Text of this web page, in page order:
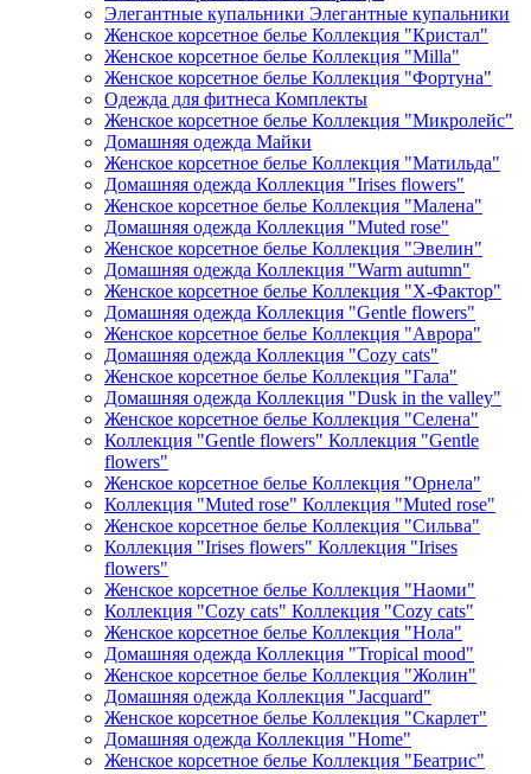
Элегантные купальники Элегантные купальники
Женское корсетное белье Коллекция "Кристал"
Женское корсетное белье Коллекция "Milla"
Женское корсетное белье Коллекция "Фортуна"
Одежда для фитнеса Комплекты
Женское корсетное белье Коллекция "Микролейс"
Домашняя одежда Майки
Женское корсетное белье Коллекция "Матильда"
Домашняя одежда Коллекция "Irises flowers"
Женское корсетное белье Коллекция "Малена"
Домашняя одежда Коллекция "Muted rose"
Женское корсетное белье Коллекция "Эвелин"
Домашняя одежда Коллекция "Warm autumn"
Женское корсетное белье Коллекция "Х-Фактор"
Домашняя одежда Коллекция "Gentle flowers"
Женское корсетное белье Коллекция "Аврора"
Домашняя одежда Коллекция "Cozy cats"
Женское корсетное белье Коллекция "Гала"
Домашняя одежда Коллекция "Dusk in the valley"
Женское корсетное белье Коллекция "Селена"
Коллекция "Gentle flowers" Коллекция "Gentle
flowers"
Женское корсетное белье Коллекция "Орнела"
Коллекция "Muted rose" Коллекция "Muted rose"
Женское корсетное белье Коллекция "Сильва"
Коллекция "Irises flowers" Коллекция "Irises
flowers"
Женское корсетное белье Коллекция "Наоми"
Коллекция "Cozy cats" Коллекция "Cozy cats"
Женское корсетное белье Коллекция "Нола"
Домашняя одежда Коллекция "Tropical mood"
Женское корсетное белье Коллекция "Жолин"
Домашняя одежда Коллекция "Jacquard"
Женское корсетное белье Коллекция "Скарлет"
Домашняя одежда Коллекция "Home"
Женское корсетное белье Коллекция "Беатрис"